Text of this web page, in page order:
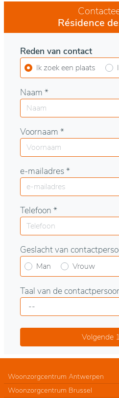
Résidence
Reden van contact
Ik zoek een plaats
Naam *
Voornaam *
e-mailadres *
Telefoon *
Geslacht van
Man Vrouw
Taal van de
Volgende
Woonzorgcentrum Antwerpen
Woonzorgcentrum Brussel